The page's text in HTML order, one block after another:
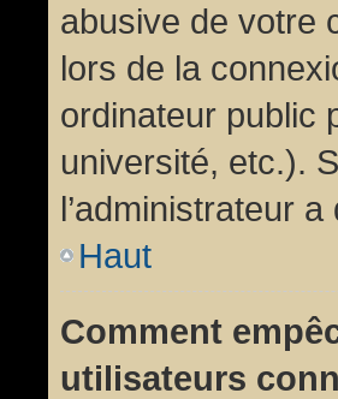
abusive de votre
lors de la
ordinateur public
université, etc.).
l’administrateur
Haut
Comment
utilisateurs